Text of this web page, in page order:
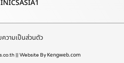
|| Website By Kengweb.com
ความเป็นส่วนตัว